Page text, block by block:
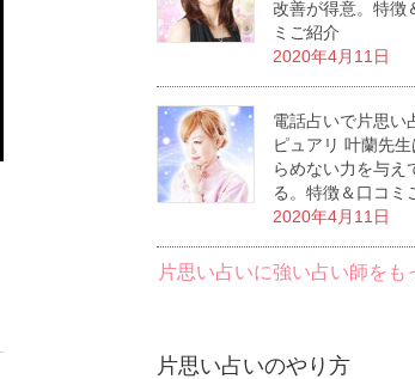
改善が得意。特徴
ミご紹介
2020年4月11日
電話占いで片思い
ピュアリ 叶蘭先生
らめない力を与え
る。特徴＆口コミ
2020年4月11日
片思い占いに強い占い師をも
片思い占いのやり方